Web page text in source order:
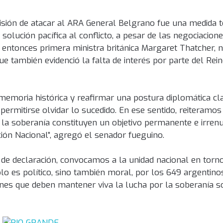
de atacar al ARA General Belgrano fue una medida
pacífica al conflicto, a pesar de las
primera ministra británica Margaret Thatcher,
también evidenció la falta de interés por parte del
histórica y reafirmar una postura diplomática
olvidar lo sucedido. En ese sentido,
soberanía constituyen un objetivo permanente e
Nacional”, agregó el senador fueguino.
declaración, convocamos a la unidad nacional en
es político, sino también moral, por los 649
que deben mantener viva la lucha por la soberanía